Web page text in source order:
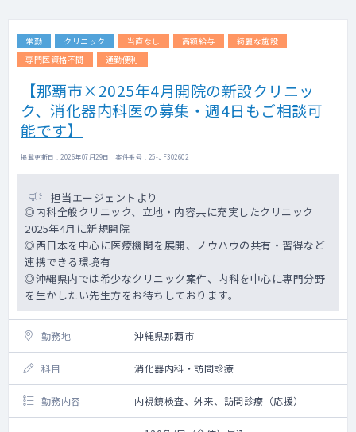
常勤 クリニック 当直なし 高額給与
綺麗な施設
専門医資格不問
通勤便利
【那覇市×2025年4月開院の新設クリニッ
ク、消化器内科医の募集・週4日もご相談可
能です】
掲載更新日 : 2026年07月29日 案件番号 : 25-JF302602
担当エージェントより
◎内科全般クリニック、立地・内容共に充実したクリニック
2025年4月に新規開院
◎西日本を中心に医療機関を展開、ノウハウの共有・習得など
連携できる環境有
◎沖縄県内では希少なクリニック案件、内科を中心に専門分野
を生かしたい先生方をお待ちしております。
勤務地 沖縄県那覇市
科目 消化器内科・訪問診療
勤務内容 内視鏡検査、外来、訪問診療（応援）